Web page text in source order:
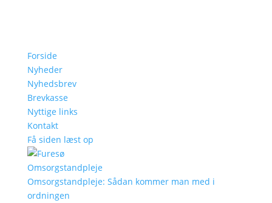
Forside
Nyheder
Nyhedsbrev
Brevkasse
Nyttige links
Kontakt
Få siden læst op
Omsorgstandpleje
Omsorgstandpleje: Sådan kommer man med i
ordningen